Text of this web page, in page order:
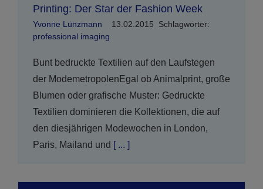
Printing: Der Star der Fashion Week
Yvonne Lünzmann 13.02.2015
Schlagwörter:
professional imaging
Bunt bedruckte Textilien auf den Laufstegen
der ModemetropolenEgal ob Animalprint, große
Blumen oder grafische Muster: Gedruckte
Textilien dominieren die Kollektionen, die auf
den diesjährigen Modewochen in London,
Paris, Mailand und [ ... ]